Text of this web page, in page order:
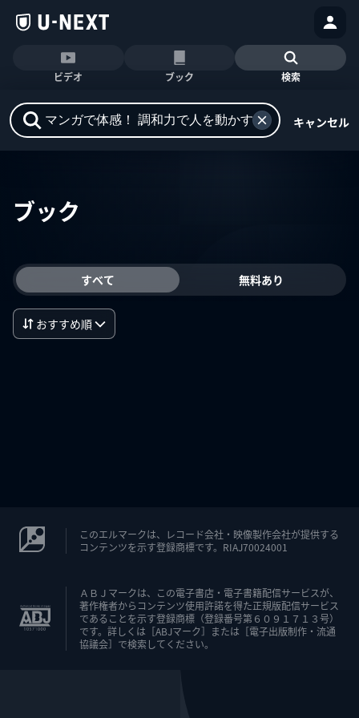
ビデオ ブック 検索
キャンセル
ブック
すべて 無料あり
おすすめ順
このエルマークは、レコード会社・映像製作会社が提供する
コンテンツを示す登録商標です。RIAJ70024001
ＡＢＪマークは、この電子書店・電子書籍配信サービスが、
著作権者からコンテンツ使用許諾を得た正規版配信サービス
であることを示す登録商標（登録番号第６０９１７１３号）
です。詳しくは［ABJマーク］または［電子出版制作・流通
協議会］で検索してください。